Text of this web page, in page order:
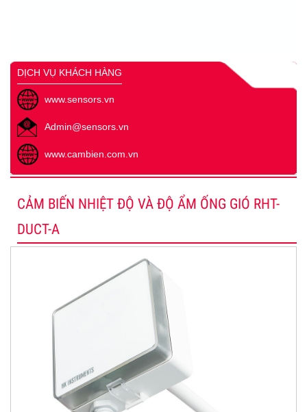
DỊCH VỤ KHÁCH HÀNG
www.sensors.vn
Admin@sensors.vn
www.cambien.com.vn
CẢM BIẾN NHIỆT ĐỘ VÀ ĐỘ ẨM ỐNG GIÓ RHT-
DUCT-A